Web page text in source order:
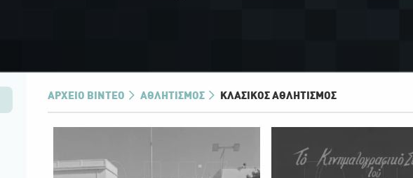
ΑΡΧΕΙΟ ΒΊΝΤΕΟ ΑΘΛΗΤΙΣΜΟΣ ΚΛΑΣΙΚΌΣ ΑΘΛΗΤΙΣΜΌΣ